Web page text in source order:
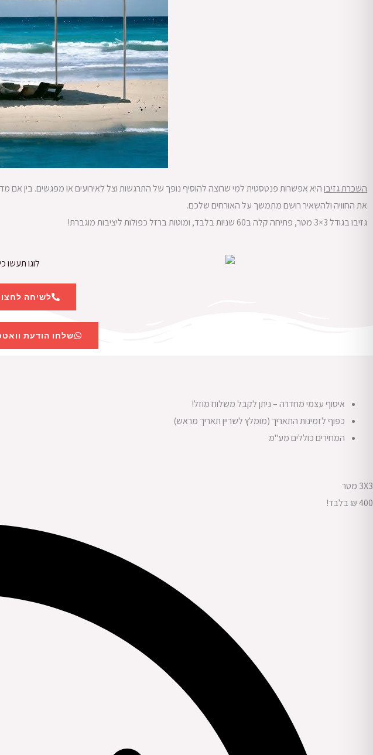
השכרת גזיבוהיא אפשרות פנטסטית למי שרוצה להוסיף נופך של התרגשות וצל לאירועים או מפגשים. בין אם
את החוויה ולהשאיר רושם מתמשך על האורחים שלכם.
גזיבו בגודל 3×3 מטר, פתיחה קלה ב60 שניות בלבד, ומוטות ברזל כפולות ליציבות מוגברת!
לשיחה לחצו
שלחו הודעת
איסוף עצמי מחדרה – ניתן לקבל משלוח מוזל!
כפוף לזמינות התאריך (מומלץ לשריין תאריך מראש)
המחירים כוללים מע"מ
3X3 מטר
400
₪ בלבד!